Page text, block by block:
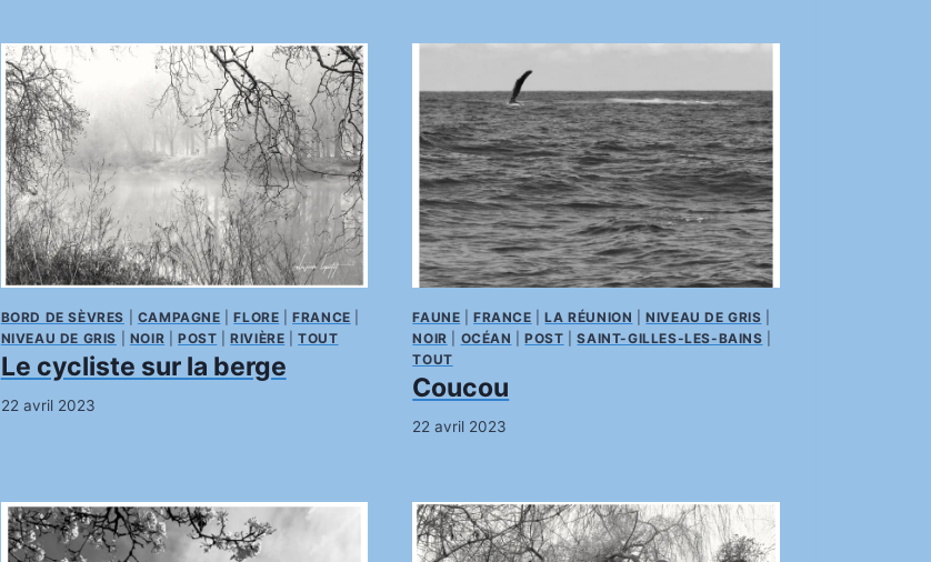
BORD DE SÈVRES CAMPAGNE |FLORE |FRANCE
NIVEAU DE GRIS
NOIR POST |RIVIÈRE |TOUT
Le cycliste sur la berge
22 avril 2023
FAUNE |FRANCE |LA RÉUNION |NIVEAU DE GRIS
NOIR
OCÉAN |POST |SAINT-GILLES-LES-BAINS
TOUT
Coucou
22 avril 2023